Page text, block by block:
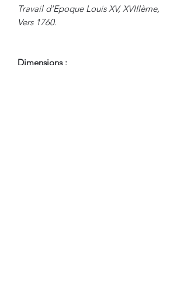
Travail d'Epoque Louis XV, XVIIIème,
Vers 1760.
Dimensions :